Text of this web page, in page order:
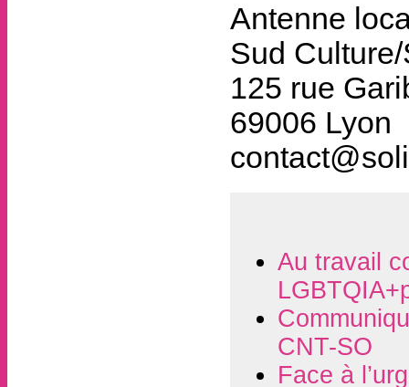
Antenne
Sud
125 rue
69006 Lyon
Au travail
CNT-SO
Face à